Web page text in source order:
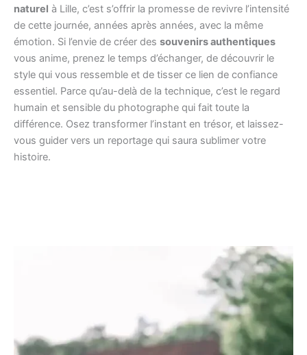
naturel à Lille, c’est s’offrir la promesse de revivre l’intensité
de cette journée, années après années, avec la même
émotion. Si l’envie de créer des souvenirs authentiques
vous anime, prenez le temps d’échanger, de découvrir le
style qui vous ressemble et de tisser ce lien de confiance
essentiel. Parce qu’au-delà de la technique, c’est le regard
humain et sensible du photographe qui fait toute la
différence. Osez transformer l’instant en trésor, et laissez-
vous guider vers un reportage qui saura sublimer votre
histoire.